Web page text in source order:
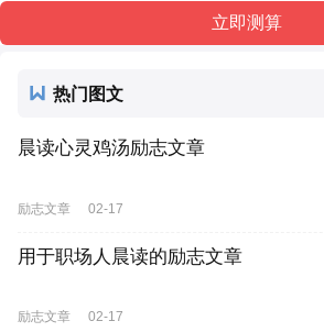
热门图文
晨读心灵鸡汤励志文章
励志文章 02-17
用于职场人晨读的励志文章
励志文章 02-17